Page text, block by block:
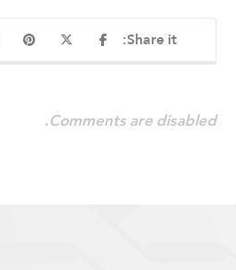
Comments are disabled.